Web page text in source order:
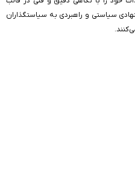
سیاستی و راهبردی به سیاستگذاران